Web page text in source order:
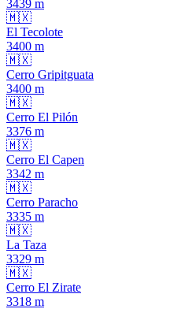
3439 m
🇲🇽
El Tecolote
3400 m
🇲🇽
Cerro Gripitguata
3400 m
🇲🇽
Cerro El Pilón
3376 m
🇲🇽
Cerro El Capen
3342 m
🇲🇽
Cerro Paracho
3335 m
🇲🇽
La Taza
3329 m
🇲🇽
Cerro El Zirate
3318 m